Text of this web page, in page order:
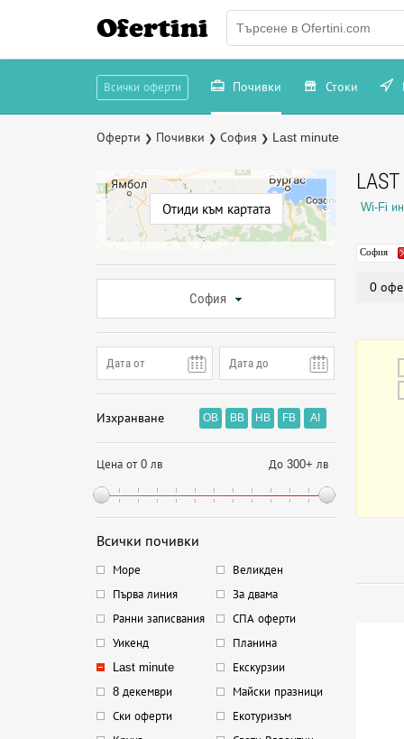
Ofertini
Всички оферти Почивки Стоки
Оферти ❯ Почивки ❯ София ❯ Last minute
Отиди към картата
София
Изхранване OB BB HB FB AI
Цена от 0 лв До 300+ лв
Всички почивки
Море
Великден
Първа линия
За двама
Ранни записвания
СПА оферти
Уикенд
Планина
Last minute
Екскурзии
8 декември
Майски празници
Ски оферти
Екотуризъм
Wi-Fi
София
0